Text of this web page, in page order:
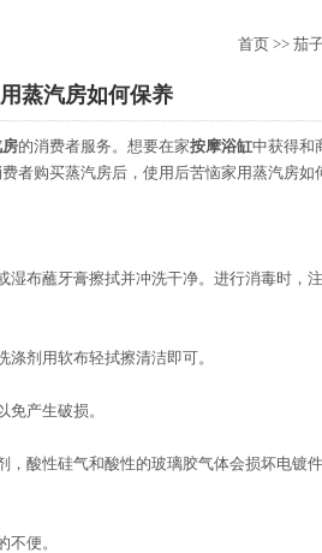
首页 >> 茄
蒸汽房如何保养
的消费者服务。想要在家按摩浴缸中获得和
者购买蒸汽房后，使用后苦恼家用蒸汽房如
湿布蘸牙膏擦拭并冲洗干净。进行消毒时，
剂用软布轻拭擦清洁即可。
产生破损。
酸性硅气和酸性的玻璃胶气体会损坏电镀
便。